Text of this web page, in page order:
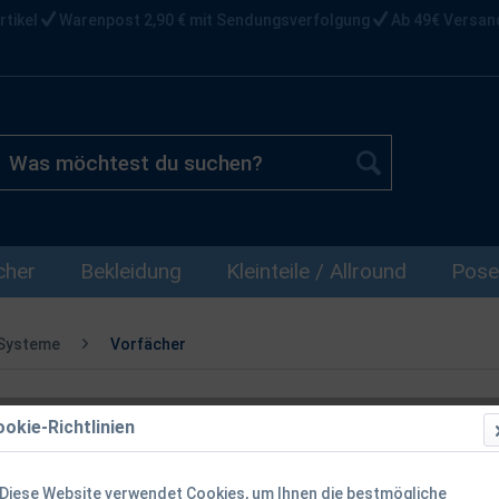
Warenpost 2,90 € mit Sendungsverfolgung Ab 49€
Bekleidung Kleinteile / Allround
Vorfächer
Balzer
50cm 9kg
Richtlinien
Diese Website verwendet Cookies, um Ihnen die bestmögliche